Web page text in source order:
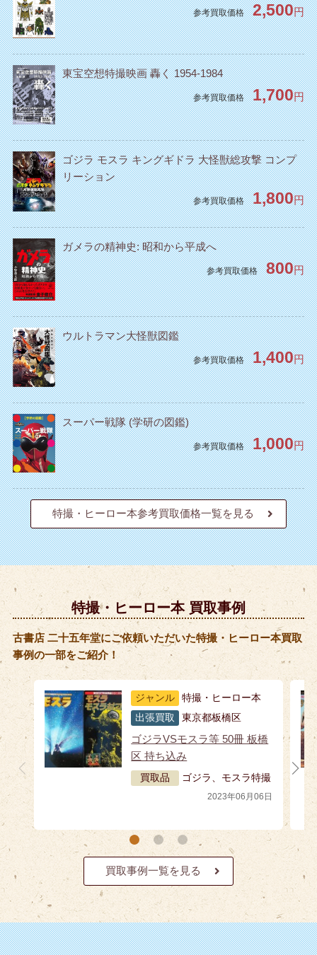
参考買取価格 2,500円
東宝空想特撮映画 轟く 1954-1984
参考買取価格 1,700円
ゴジラ モスラ キングギドラ 大怪獣総攻撃 コンプ
リーション
参考買取価格 1,800円
ガメラの精神史: 昭和から平成へ
参考買取価格 800円
ウルトラマン大怪獣図鑑
参考買取価格 1,400円
スーパー戦隊 (学研の図鑑)
参考買取価格 1,000円
特撮・ヒーロー本参考買取価格一覧を見る
特撮・ヒーロー本 買取事例
古書店 二十五年堂にご依頼いただいた特撮・ヒーロー本買取
事例の一部をご紹介！
ジャンル
特撮・ヒーロー本
出張買取
東京都板橋区
ゴジラVSモスラ等 50冊 板橋
区 持ち込み
買取品 ゴジラ、モスラ特撮
2023年06月06日
買取事例一覧を見る